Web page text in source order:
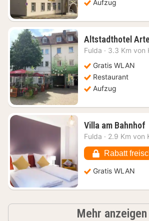
Aufzug
Altstadthotel
Fulda · 3.3 Km von
Gratis WLAN
Restaurant
Aufzug
Villa am Bahnhof1
€
Fulda · 2.9 Km von
Rabatt
Gratis WLAN
Mehr anzeigen